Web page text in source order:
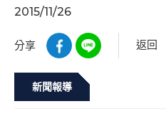
2015/11/26
分享 返回
新聞報導